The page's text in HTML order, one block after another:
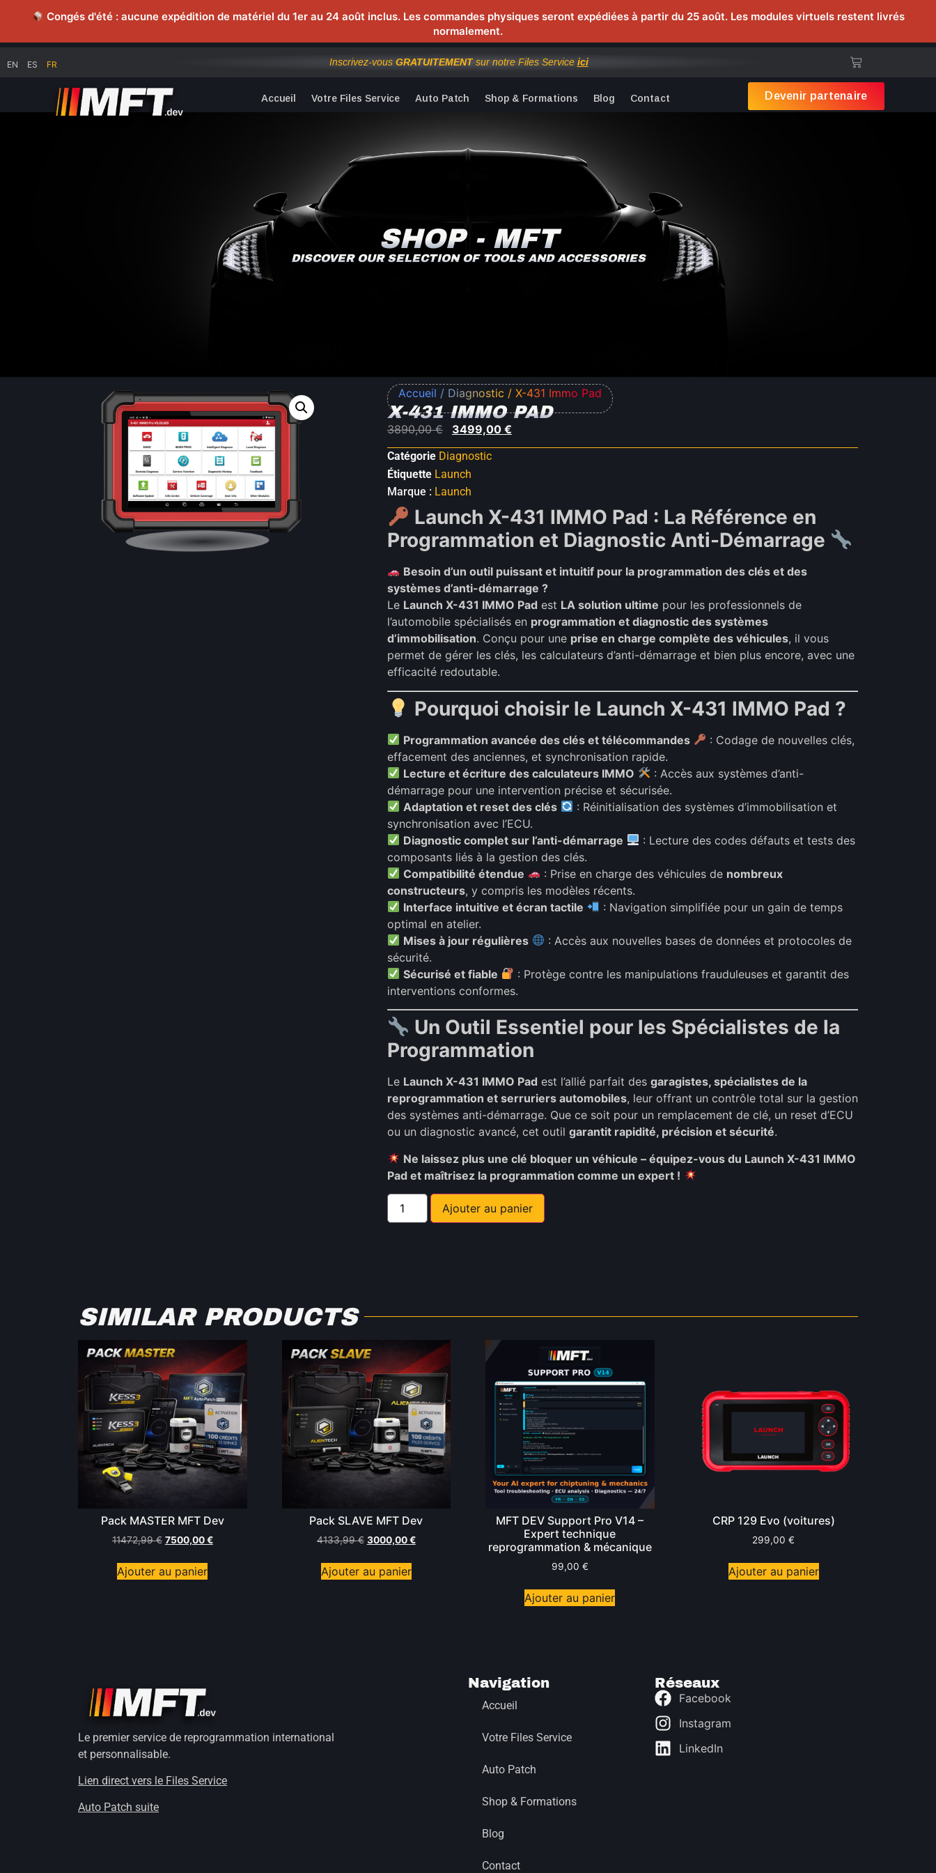
Congés d'été : aucune expédition de matériel du 1er au 24 août inclus. Les commandes physiques seront expédiées à partir du 25 août. Les modules virtuels restent livrés
normalement.
EN ES FR Inscrivez-vous GRATUITEMENTsur notre Files Service ici
Accueil Votre Files Service Auto Patch Shop & Formations Blog Contact Devenir partenaire
SHOP - MFT
DISCOVER OUR SELECTION OF TOOLS AND ACCESSORIES
Accueil / Diagnostic / X-431 Immo Pad
X-431 IMMO PAD
3890,00€ 3499,00 €
Catégorie Diagnostic
Étiquette Launch
Marque : Launch
Launch X-431 IMMO Pad : La Référence en
Programmation et Diagnostic Anti-Démarrage
Besoin d’un outil puissant et intuitif pour la programmation des clés et des
systèmes d’anti-démarrage ?
Le Launch X-431 IMMO Pad est LA solution ultime pour les professionnels de
l’automobile spécialisés en programmation et diagnostic des systèmes
d’immobilisation. Conçu pour une prise en charge complète des véhicules, il vous
permet de gérer les clés, les calculateurs d’anti-démarrage et bien plus encore, avec une
efficacité redoutable.
Pourquoi choisir le Launch X-431 IMMO Pad ?
Programmation avancée des clés et télécommandes
: Codage de nouvelles clés,
effacement des anciennes, et synchronisation rapide.
Lecture et écriture des calculateurs IMMO
: Accès aux systèmes d’anti-
démarrage pour une intervention précise et sécurisée.
Adaptation et reset des clés
: Réinitialisation des systèmes d’immobilisation et
synchronisation avec l’ECU.
Diagnostic complet sur l’anti-démarrage
: Lecture des codes défauts et tests des
composants liés à la gestion des clés.
Compatibilité étendue
: Prise en charge des véhicules de nombreux
constructeurs, y compris les modèles récents.
Interface intuitive et écran tactile
: Navigation simplifiée pour un gain de temps
optimal en atelier.
Mises à jour régulières
: Accès aux nouvelles bases de données et protocoles de
sécurité.
Sécurisé et fiable
: Protège contre les manipulations frauduleuses et garantit des
interventions conformes.
Un Outil Essentiel pour les Spécialistes de la
Programmation
Le Launch X-431 IMMO Pad est l’allié parfait des garagistes, spécialistes de la
reprogrammation et serruriers automobiles, leur offrant un contrôle total sur la gestion
des systèmes anti-démarrage. Que ce soit pour un remplacement de clé, un reset d’ECU
ou un diagnostic avancé, cet outil garantit rapidité, précision et sécurité.
Ne laissez plus une clé bloquer un véhicule – équipez-vous du Launch X-431 IMMO
Pad et maîtrisez la programmation comme un expert !
Ajouter au panier
SIMILAR PRODUCTS
Pack MASTER MFT Dev
11472,99€ 7500,00€
Ajouter au panier
Pack SLAVE MFT Dev
4133,99€ 3000,00€
Ajouter au panier
MFT DEV Support Pro V14 –
Expert technique
reprogrammation & mécanique
99,00 €
Ajouter au panier
CRP 129 Evo (voitures)
299,00€
Ajouter au panier
Le premier service de reprogrammation international
et personnalisable.
Lien direct vers le Files Service
Auto Patch suite
Navigation
Accueil
Votre Files Service
Auto Patch
Shop & Formations
Blog
Contact
Réseaux
Facebook
Instagram
LinkedIn